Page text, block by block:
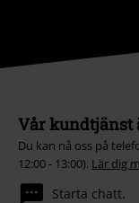
Vår kundtjänst
Du kan nå oss på
12:00 - 13:00). Lär dig
Starta chatt.